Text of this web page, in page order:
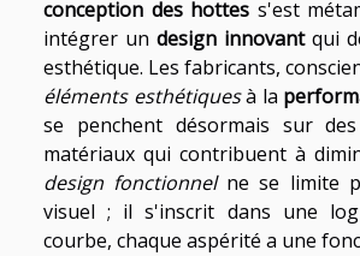
conception des hottes s'est
intégrer un design innovantqui
esthétique. Les fabricants,
éléments esthétiquesà la
se penchent désormais sur
matériaux qui contribuent à
design fonctionnelne se limite
visuel ; il s'inscrit dans une
courbe, chaque aspérité a une